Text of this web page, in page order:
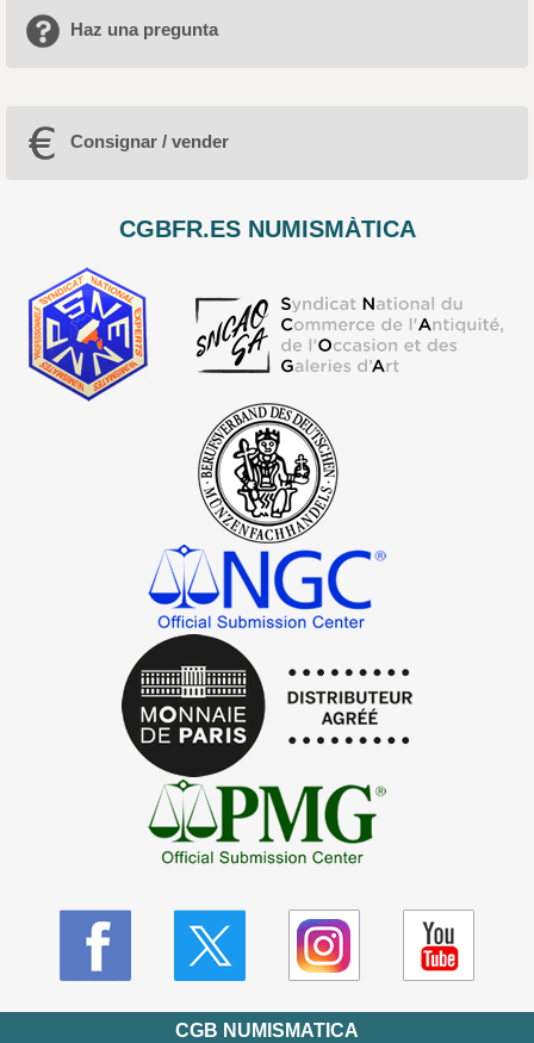
Haz una pregunta
Consignar / vender
CGBFR.ES NUMISMÀTICA
CGB NUMISMATICA